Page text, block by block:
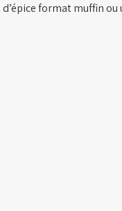
format muffin ou